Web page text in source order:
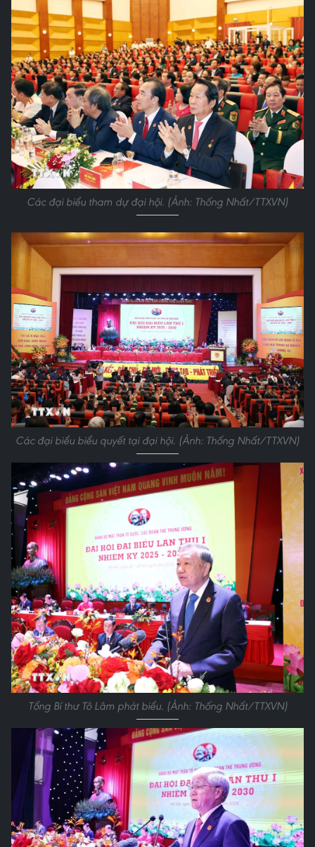
Các đại biểu tham dự đại hội. (Ảnh: Thống Nhất/TTXVN)
Các đại biểu biểu quyết tại đại hội. (Ảnh: Thống Nhất/TTXVN)
Tổng Bí thư Tô Lâm phát biểu. (Ảnh: Thống Nhất/TTXVN)